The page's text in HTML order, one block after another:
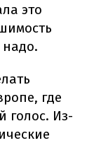
это
где
Из-